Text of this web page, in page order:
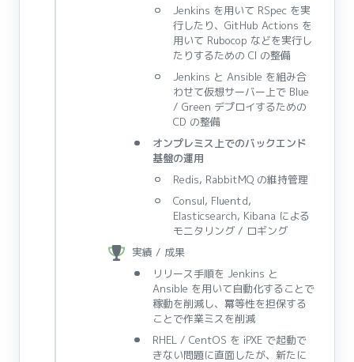
Jenkins を用いて RSpec を実
行したり、GitHub Actions を
用いて Rubocop などを実行し
たりするための CI の整備
Jenkins と Ansible を組み合
わせて仮想サーバー上で Blue
/ Green デプロイするための
CD の整備
オンプレミス上でのバックエンド
基盤の運用
Redis, RabbitMQ の維持管理
Consul, Fluentd,
Elasticsearch, Kibana による
モニタリング / ロギング
実績 / 成果
リリース手順を Jenkins と
Ansible を用いて自動化することで
稼動を削減し、冪等性を担保する
ことで作業ミスを削減
RHEL / CentOS を iPXE で起動で
きない問題に直面したが、新たに